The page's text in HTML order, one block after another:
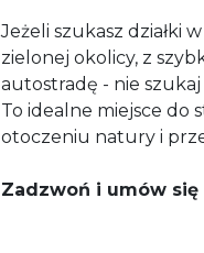
Jeżeli szukasz działki
zielonej okolicy, z
autostradę - nie szukaj
To idealne miejsce do
otoczeniu natury i
Zadzwoń i umów